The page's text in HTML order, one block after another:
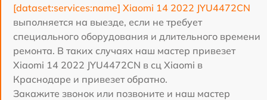
[dataset:services:name] Xiaomi 14 2022 JYU4472CN
выполняется на выезде, если не требует
специального оборудования и длительного времени
ремонта. В таких случаях наш мастер привезет
Xiaomi 14 2022 JYU4472CN в сц Xiaomi в
Краснодаре и привезет обратно.
Закажите звонок или позвоните и наш мастер